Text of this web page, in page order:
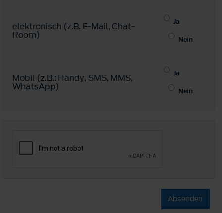
elektronisch (z.B. E-Mail, Chat-
Room)
Ja
Nein
Mobil (z.B.: Handy, SMS, MMS,
WhatsApp)
Ja
Nein
Absenden